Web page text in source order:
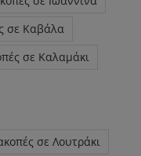
σε Καβάλα
σε Καλαμάκι
σε Λουτράκι